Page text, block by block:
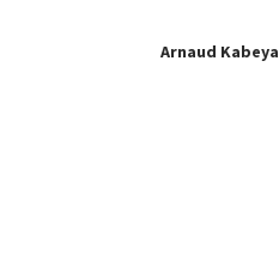
Arnaud Kabeya